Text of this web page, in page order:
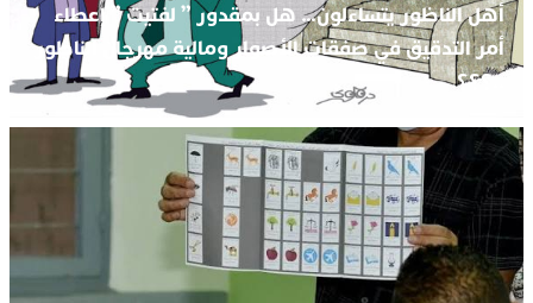
أهل الناظور يتساءلون… هل بمقدور ” لفتيت ” إعطاء
أمر التدقيق في صفقات الأصوار ومالية مهرجان الناظور
..؟؟؟.